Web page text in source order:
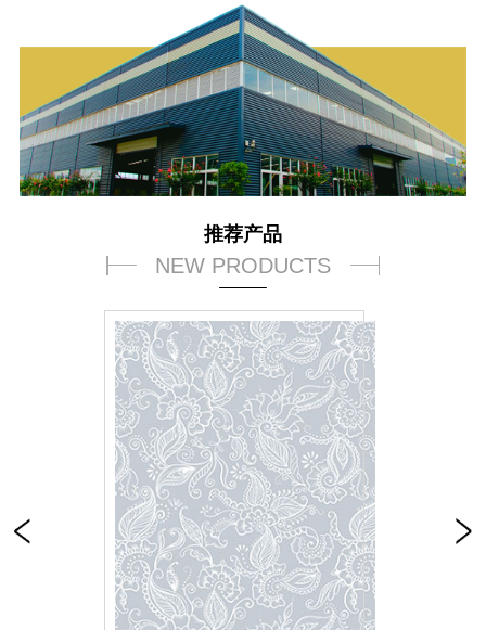
推荐产品
NEW PRODUCTS